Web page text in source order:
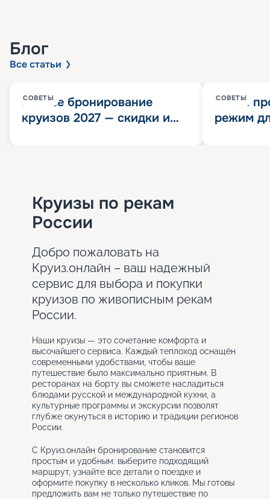
Блог
Все статьи
СОВЕТЫ
Раннее бронирование
круизов 2027 — скидки и
СОВЕТЫ
Китай
режим
Круизы по рекам
России
Добро пожаловать на
Круиз.онлайн – ваш надежный
сервис для выбора и покупки
круизов по живописным рекам
России.
Наши круизы — это сочетание комфорта и
высочайшего сервиса. Каждый теплоход оснащён
современными удобствами, чтобы ваше
путешествие было максимально приятным. В
ресторанах на борту вы сможете насладиться
блюдами русской и международной кухни, а
культурные программы и экскурсии позволят
глубже окунуться в историю и традиции регионов
России.
С Круиз.онлайн бронирование становится
простым и удобным: выберите подходящий
маршрут, узнайте все детали о поездке и
оформите покупку в несколько кликов. Мы готовы
предложить вам не только путешествие по